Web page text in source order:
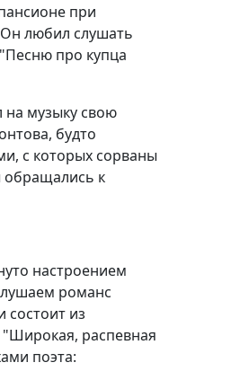
при
любил слушать
про купца
на музыку свою
будто
с которых сорваны
обращались к
настроением
романс
из
распевная
поэта: